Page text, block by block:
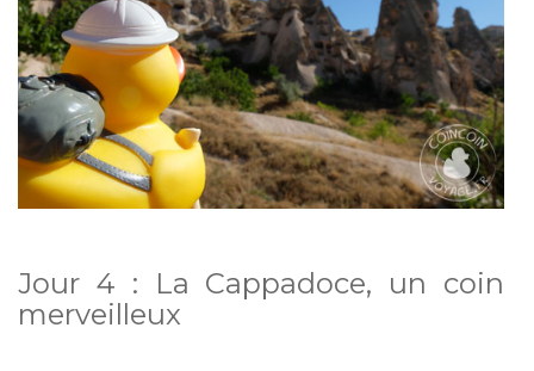
Jour 4 : La Cappadoce, un coin
merveilleux